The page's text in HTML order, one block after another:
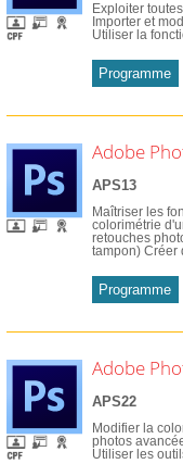
Exploiter
Importer et
Utiliser la
Programme
Adobe
APS13
Maîtriser les
colorimétrie
retouches
tampon) Créer
Programme
Adobe
APS22
Modifier la
photos
Utiliser les